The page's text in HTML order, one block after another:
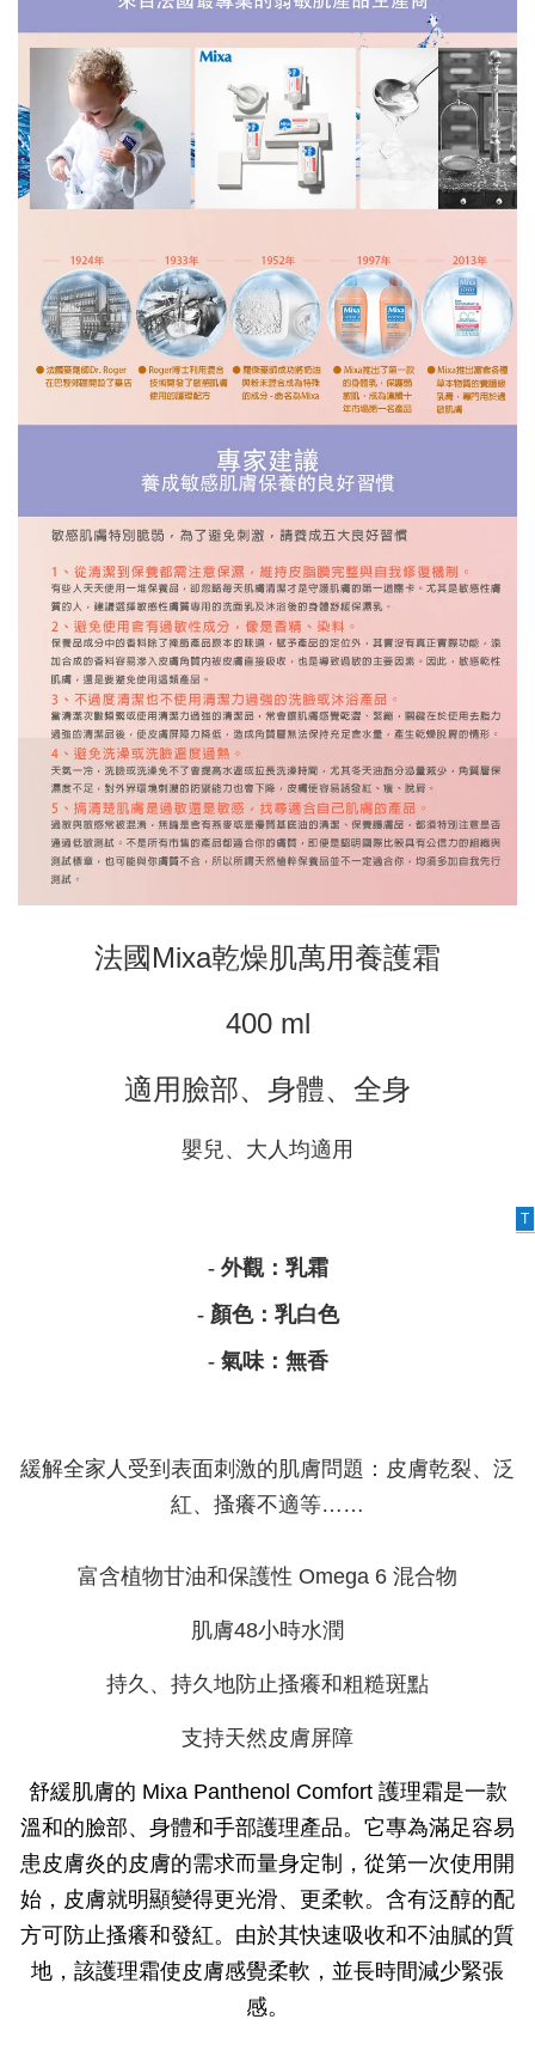
法國Mixa乾燥肌萬用養護霜
400 ml
適用臉部、身體、全身
嬰兒、大人均適用
- 外觀：乳霜
- 顏色： 乳白色
- 氣味：無香
緩解全家人受到表面刺激的肌膚問題：皮膚乾裂、泛
紅、搔癢不適等……
富含植物甘油和保護性 Omega 6 混合物
肌膚48小時水潤
持久、持久地防止搔癢和粗糙斑點
支持天然皮膚屏障
舒緩肌膚的 Mixa Panthenol Comfort 護理霜是一款
溫和的臉部、身體和手部護理產品。它專為滿足容易
患皮膚炎的皮膚的需求而量身定制，從第一次使用開
始，皮膚就明顯變得更光滑、更柔軟。含有泛醇的配
方可防止搔癢和發紅。由於其快速吸收和不油膩的質
地，該護理霜使皮膚感覺柔軟，並長時間減少緊張
感。
T